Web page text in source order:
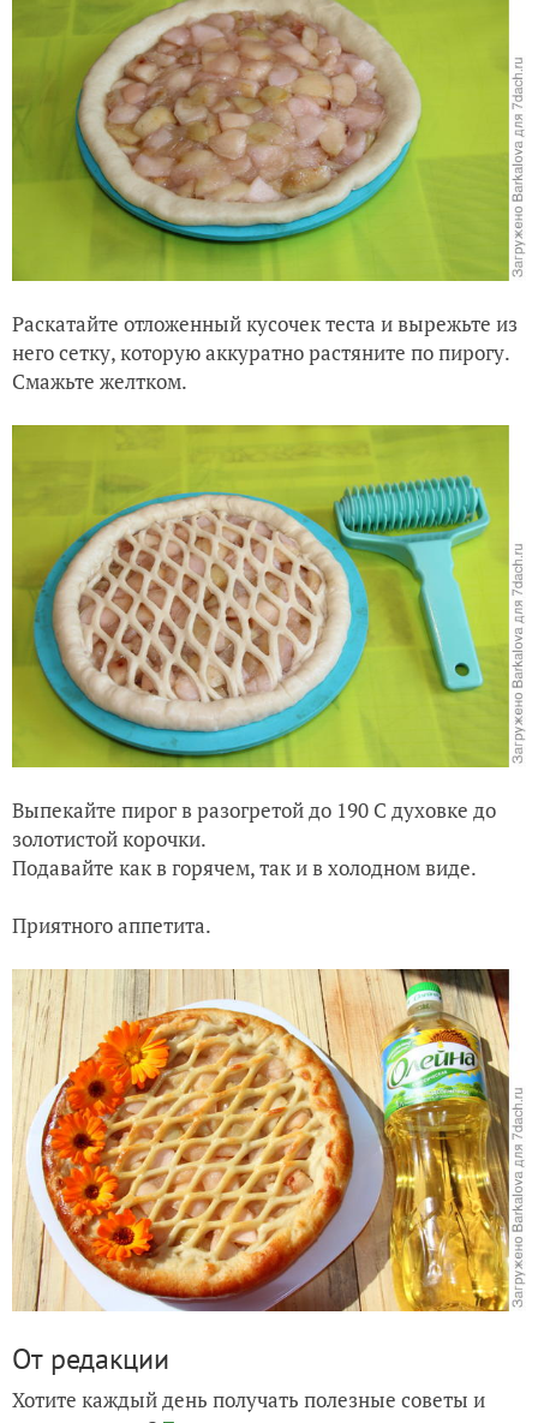
Раскатайте отложенный кусочек теста и вырежьте из
него сетку, которую аккуратно растяните по пирогу.
Смажьте желтком.
Выпекайте пирог в разогретой до 190 С духовке до
золотистой корочки.
Подавайте как в горячем, так и в холодном виде.
Приятного аппетита.
От редакции
Хотите каждый день получать полезные советы и